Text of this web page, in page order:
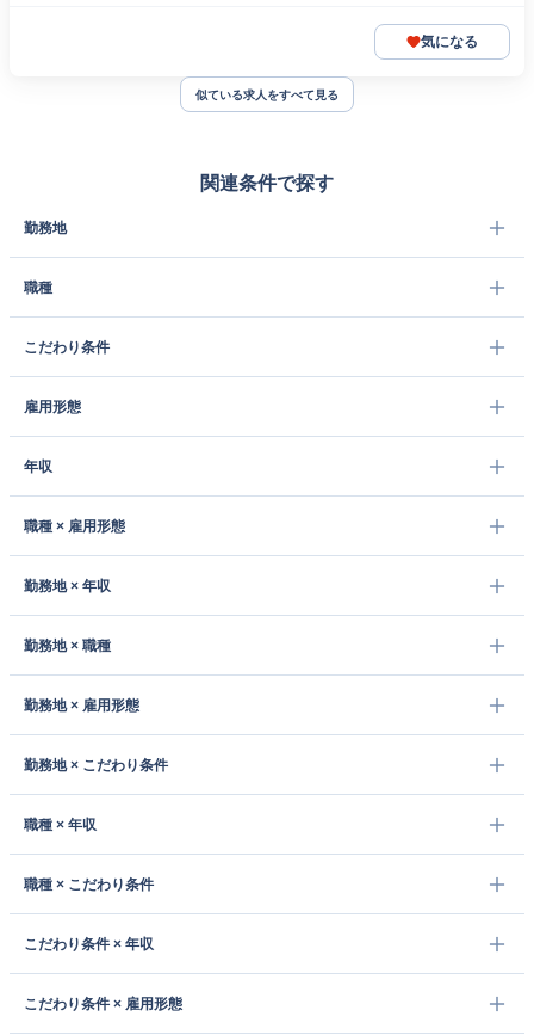
気になる
似ている求人をすべて見る
関連条件で探す
勤務地
職種
こだわり条件
雇用形態
年収
職種 × 雇用形態
勤務地 × 年収
勤務地 × 職種
勤務地 × 雇用形態
勤務地 × こだわり条件
職種 × 年収
職種 × こだわり条件
こだわり条件 × 年収
こだわり条件 × 雇用形態